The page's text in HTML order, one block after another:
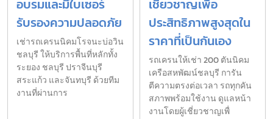
อบรมและมีใบเซอร์
รับรองความปลอดภัย
เช่ารถเครนนิคมโรจนะบ่อวิน
ชลบุรี ให้บริการพื้นที่หลักทั้ง
ระยอง ชลบุรี ปราจีนบุรี
สระแก้ว และจันทบุรี ด้วยทีม
งานที่ผ่านการ
เชี่ยวชาญเพื่อ
ประสิทธิภาพสูงสุดใน
ราคาที่เป็นกันเอง
รถเครนให้เช่า 200 ตันนิคม
เครือสหพัฒน์ชลบุรี การัน
ตีความตรงต่อเวลา รถทุกคัน
สภาพพร้อมใช้งาน ดูแลหน้า
งานโดยผู้เชี่ยวชาญเพื่